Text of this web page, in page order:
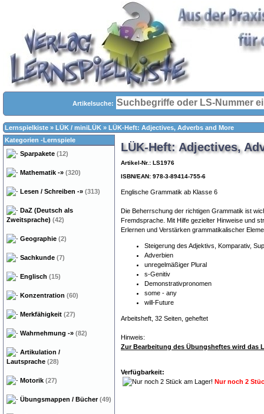
Artikelsuche:
Lernspielkiste » LÜK / miniLÜK » LÜK-Heft: Adjectives, Adverbs and More
LÜK-Heft: Adjectives,
Artikel-Nr.: LS1976
ISBN/EAN: 978-3-89414-755-6
Englische Grammatik ab Klasse 6
Die Beherrschung der richtigen Grammatik ist
Fremdsprache. Mit Hilfe gezielter Hinweise und
Erlernen und Verstärken grammatikalischer
Steigerung des Adjektivs, Komparativ,
Adverbien
unregelmäßiger Plural
s-Genitiv
Demonstrativpronomen
some - any
will-Future
Arbeitsheft, 32 Seiten, geheftet
Hinweis:
Zur Bearbeitung des Übungsheftes wird das
Verfügbarkeit:
Nur noch 2
Kategorien -Lernspiele
Sparpakete (12)
Mathematik -» (320)
Lesen / Schreiben -» (313)
DaZ (Deutsch als
Zweitsprache) (42)
Geographie (2)
Sachkunde (7)
Englisch (15)
Konzentration (60)
Merkfähigkeit (27)
Wahrnehmung -» (82)
Artikulation /
Lautsprache (28)
Motorik (27)
Übungsmappen / Bücher(49)